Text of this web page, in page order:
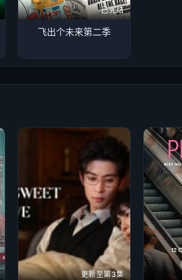
已完结
飞出个未来第二季
更新至第3集